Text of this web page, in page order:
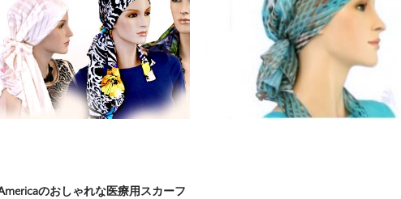
のおしゃれな医療用スカーフ